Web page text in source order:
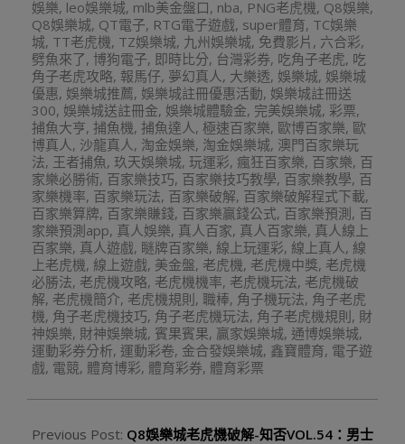
娛樂, leo娛樂城, mlb美金盤口, nba, PNG老虎機, Q8娛樂,
Q8娛樂城, QT電子, RTG電子遊戲, super體育, TC娛樂
城, TT老虎機, TZ娛樂城, 九州娛樂城, 免費影片 , 六合彩,
劈魚來了, 博狗電子, 即時比分, 台灣彩券, 吃角子老虎, 吃
角子老虎攻略, 報馬仔, 夢幻真人, 大樂透, 娛樂城, 娛樂城
優惠, 娛樂城推薦, 娛樂城註冊優惠活動, 娛樂城註冊送
300, 娛樂城送註冊金, 娛樂城體驗金, 完美娛樂城, 彩票,
捕魚大亨, 捕魚機, 捕魚達人, 極速百家樂, 歐博百家樂, 歐
博真人, 沙龍真人, 淘金娛樂, 淘金娛樂城, 澳門百家樂玩
法, 王者捕魚, 玖天娛樂城, 玩運彩, 瘋狂百家樂, 百家樂, 百
家樂必勝術, 百家樂技巧, 百家樂技巧教學, 百家樂教學, 百
家樂機率, 百家樂玩法, 百家樂破解, 百家樂破解程式下載,
百家樂算牌, 百家樂賺錢, 百家樂贏錢公式, 百家樂預測 , 百
家樂預測app, 真人娛樂, 真人百家, 真人百家樂, 真人線上
百家樂, 真人遊戲, 瞇牌百家樂, 線上玩運彩, 線上真人, 線
上老虎機, 線上遊戲, 美金盤, 老虎機, 老虎機中獎, 老虎機
必勝法, 老虎機攻略, 老虎機機率, 老虎機玩法, 老虎機破
解, 老虎機簡介, 老虎機規則, 職棒, 角子機玩法, 角子老虎
機, 角子老虎機技巧, 角子老虎機玩法, 角子老虎機規則, 財
神娛樂, 財神娛樂城, 賓果賓果, 贏家娛樂城, 通博娛樂城,
運動彩券分析, 運動彩卷, 金合發娛樂城, 鑫寶體育, 電子遊
戲, 電競, 體育博彩, 體育彩券, 體育彩票
Previous Post: Q8娛樂城老虎機破解-知否VOL.54：男士